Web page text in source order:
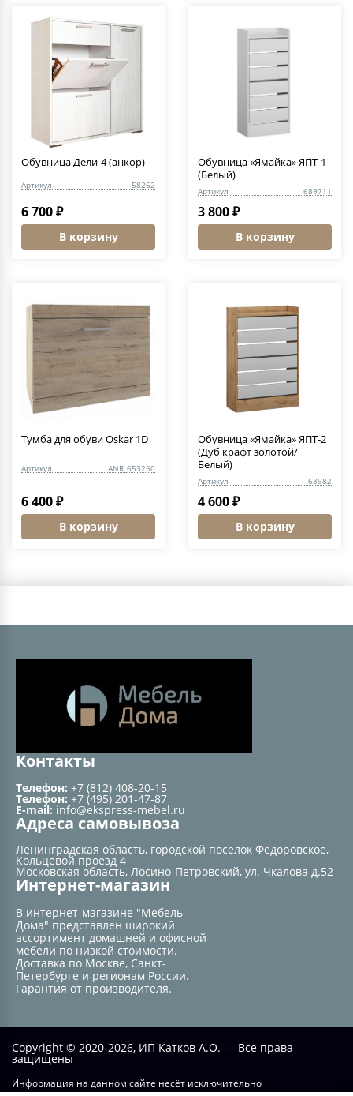
Обувница Дели-4 (анкор)
Артикул 58262
6 700 ₽
В корзину
Обувница «Ямайка» ЯПТ-1
(Белый)
Артикул 689711
3 800 ₽
В корзину
Тумба для обуви Oskar 1D
Артикул ANR_653250
6 400 ₽
В корзину
Обувница «Ямайка» ЯПТ-2
(Дуб крафт золотой/
Белый)
Артикул 68982
4 600 ₽
В корзину
Контакты
Телефон: +7 (812) 408-20-15
Телефон: +7 (495) 201-47-87
E-mail: info@ekspress-mebel.ru
Адреса самовывоза
Ленинградская область, городской посёлок Фёдоровское,
Кольцевой проезд 4
Московская область, Лосино-Петровский, ул. Чкалова д.52
Интернет-магазин
В интернет-магазине "Мебель
Дома" представлен широкий
ассортимент домашней и офисной
мебели по низкой стоимости.
Доставка по Москве, Санкт-
Петербурге и регионам России.
Гарантия от производителя.
Copyright © 2020-2026, ИП Катков А.О. — Все права
защищены
Информация на данном сайте несёт исключительно